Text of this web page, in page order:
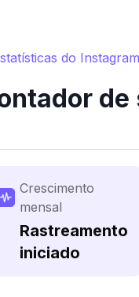
do Instagram
Crescimento
mensal
Rastreamento
iniciado